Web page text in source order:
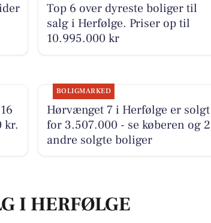
Top 6 over dyreste boliger til
salg i Herfølge. Priser op til
10.995.000 kr
kr.
BOLIGMARKED
Hørvænget 7 i Herfølge er solgt
for 3.507.000 - se køberen og 2
andre solgte boliger
I HERFØLGE